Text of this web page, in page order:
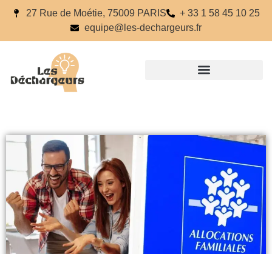
27 Rue de Moétie, 75009 PARIS
+ 33 1 58 45 10 25
equipe@les-dechargeurs.fr